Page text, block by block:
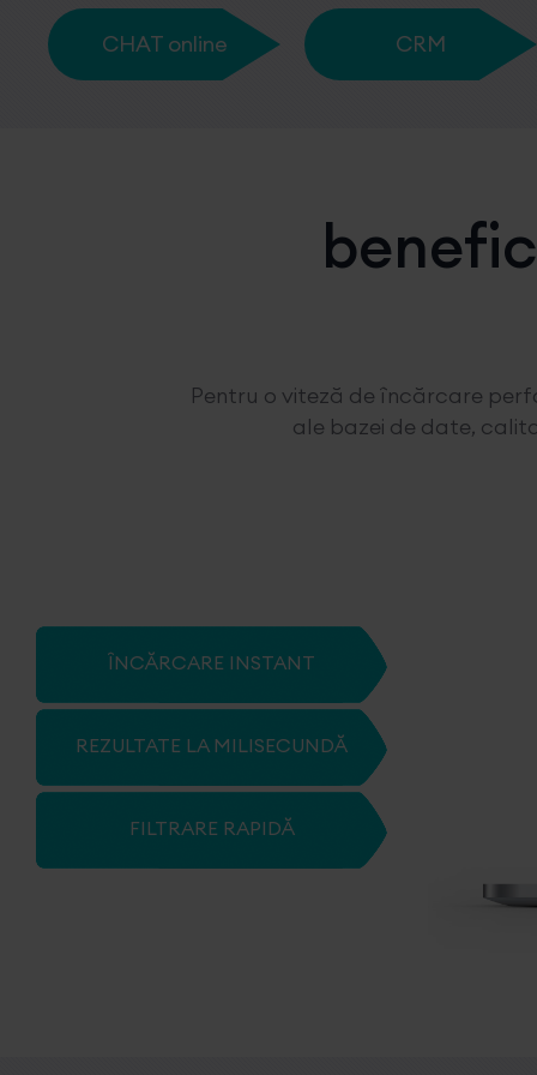
CHAT online CRM
Pentru o viteză de încărcare
ale bazei de date,
ÎNCĂRCARE INSTANT
REZULTATE LA MILISECUNDĂ
FILTRARE RAPIDĂ